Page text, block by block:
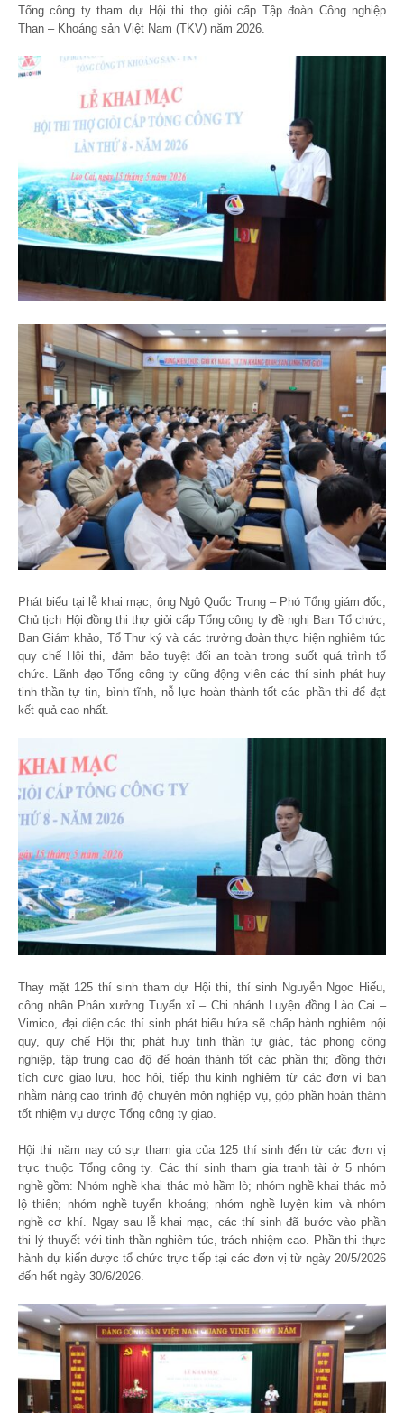
Tổng công ty tham dự Hội thi thợ giỏi cấp Tập đoàn Công nghiệp
Than – Khoáng sản Việt Nam (TKV) năm 2026.
Phát biểu tại lễ khai mạc, ông Ngô Quốc Trung – Phó Tổng giám đốc,
Chủ tịch Hội đồng thi thợ giỏi cấp Tổng công ty đề nghị Ban Tổ chức,
Ban Giám khảo, Tổ Thư ký và các trưởng đoàn thực hiện nghiêm túc
quy chế Hội thi, đảm bảo tuyệt đối an toàn trong suốt quá trình tổ
chức. Lãnh đạo Tổng công ty cũng động viên các thí sinh phát huy
tinh thần tự tin, bình tĩnh, nỗ lực hoàn thành tốt các phần thi để đạt
kết quả cao nhất.
Thay mặt 125 thí sinh tham dự Hội thi, thí sinh Nguyễn Ngọc Hiếu,
công nhân Phân xưởng Tuyển xỉ – Chi nhánh Luyện đồng Lào Cai –
Vimico, đại diện các thí sinh phát biểu hứa sẽ chấp hành nghiêm nội
quy, quy chế Hội thi; phát huy tinh thần tự giác, tác phong công
nghiệp, tập trung cao độ để hoàn thành tốt các phần thi; đồng thời
tích cực giao lưu, học hỏi, tiếp thu kinh nghiệm từ các đơn vị bạn
nhằm nâng cao trình độ chuyên môn nghiệp vụ, góp phần hoàn thành
tốt nhiệm vụ được Tổng công ty giao.
Hội thi năm nay có sự tham gia của 125 thí sinh đến từ các đơn vị
trực thuộc Tổng công ty. Các thí sinh tham gia tranh tài ở 5 nhóm
nghề gồm: Nhóm nghề khai thác mỏ hầm lò; nhóm nghề khai thác mỏ
lộ thiên; nhóm nghề tuyển khoáng; nhóm nghề luyện kim và nhóm
nghề cơ khí. Ngay sau lễ khai mạc, các thí sinh đã bước vào phần
thi lý thuyết với tinh thần nghiêm túc, trách nhiệm cao. Phần thi thực
hành dự kiến được tổ chức trực tiếp tại các đơn vị từ ngày 20/5/2026
đến hết ngày 30/6/2026.